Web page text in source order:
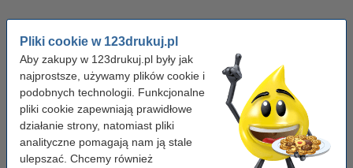
Pliki cookie w 123drukuj.pl
Aby zakupy w 123drukuj.pl były jak
najprostsze, używamy plików cookie i
podobnych technologii. Funkcjonalne
pliki cookie zapewniają prawidłowe
działanie strony, natomiast pliki
analityczne pomagają nam ją stale
ulepszać. Chcemy również